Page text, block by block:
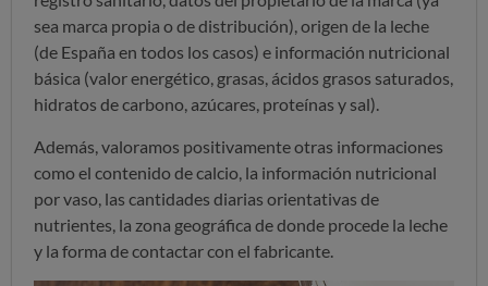
sea marca propia o de distribución), origen de la leche
(de España en todos los casos) e información nutricional
básica (valor energético, grasas, ácidos grasos saturados,
hidratos de carbono, azúcares, proteínas y sal).
Además, valoramos positivamente otras informaciones
como el contenido de calcio, la información nutricional
por vaso, las cantidades diarias orientativas de
nutrientes, la zona geográfica de donde procede la leche
y la forma de contactar con el fabricante.